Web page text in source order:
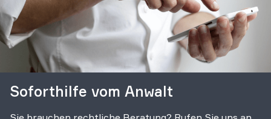
Soforthilfe vom Anwalt